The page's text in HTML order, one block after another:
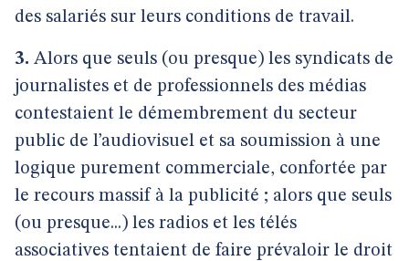
des salariés sur leurs conditions de travail.
3. Alors que seuls (ou presque) les syndicats de
journalistes et de professionnels des médias
contestaient le démembrement du secteur
public de l’audiovisuel et sa soumission à une
logique purement commerciale, confortée par
le recours massif à la publicité ; alors que seuls
(ou presque...) les radios et les télés
associatives tentaient de faire prévaloir le droit